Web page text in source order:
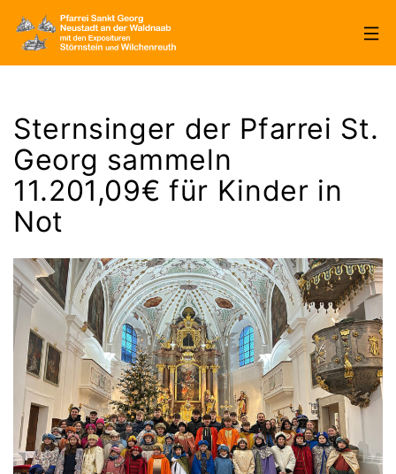
Zum
Inhalt
Georg
Neustadt/WN
Sternsinger der Pfarrei St.
Georg sammeln
11.201,09€ für Kinder in
Not